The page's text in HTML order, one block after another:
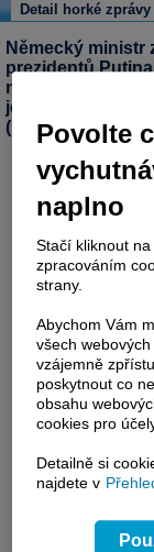
Detail horké zprávy
Německý ministr
prezidentů
nepřinesla
jednání.
(Reuters)
Povolte
naplno
Stačí kliknout
zpracováním
strany.
Abychom Vám
všech
vzájemně
poskytnout co
obsahu
cookies pro
Detailně si
najdete v